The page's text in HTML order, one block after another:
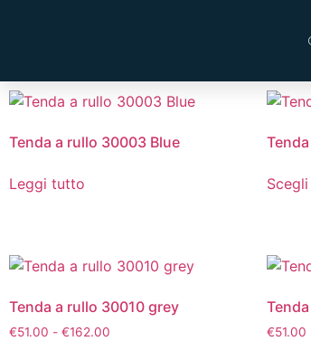
Tenda a rullo 30003 Blue
Leggi tutto Scegli
Tenda a rullo 30010 grey
€51.00 - €162.00 €51.00